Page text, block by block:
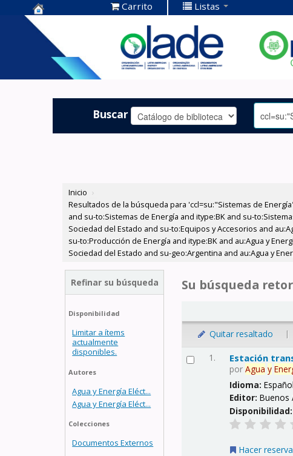
Centro de
Documentación
OLADE -
Carrito Listas
Buscar
Inicio ›
Resultados de la búsqueda para 'ccl=su:"Sistemas de
and su-to:Sistemas de Energía and itype:BK and su-
Sociedad del Estado and su-to:Equipos y Accesorios and
su-to:Producción de Energía and itype:BK and au:Agua y
Sociedad del Estado and su-geo:Argentina and au:Agua y
Refinar su búsqueda
Disponibilidad
Limitar a ítems
actualmente
disponibles.
Autores
Agua y Energía Eléct...
Agua y Energía Eléct...
Colecciones
Documentos Externos
Su búsqueda
Quitar resaltado |
1. Estación
porAgua y
Idioma:Español
Editor:Buenos
Disponibilidad:
Hacer reserva